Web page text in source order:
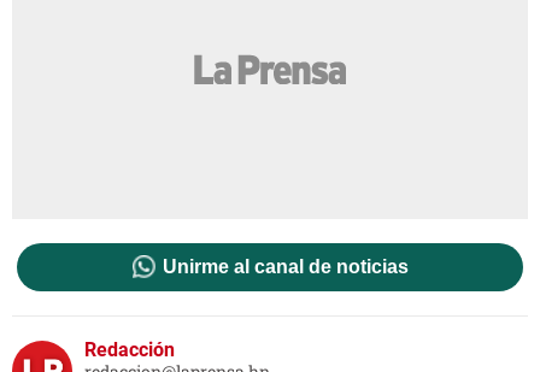
Unirme al canal de noticias
Redacción